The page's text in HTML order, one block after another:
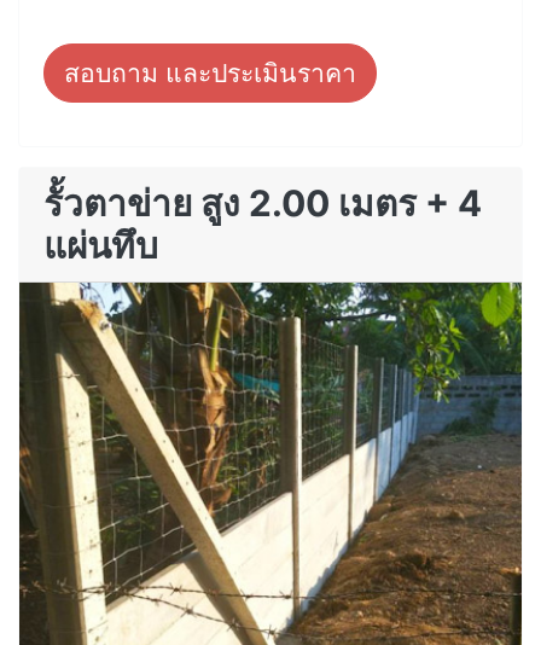
สอบถาม และประเมินราคา
รั้วตาข่าย สูง 2.00 เมตร + 4
แผ่นทึบ